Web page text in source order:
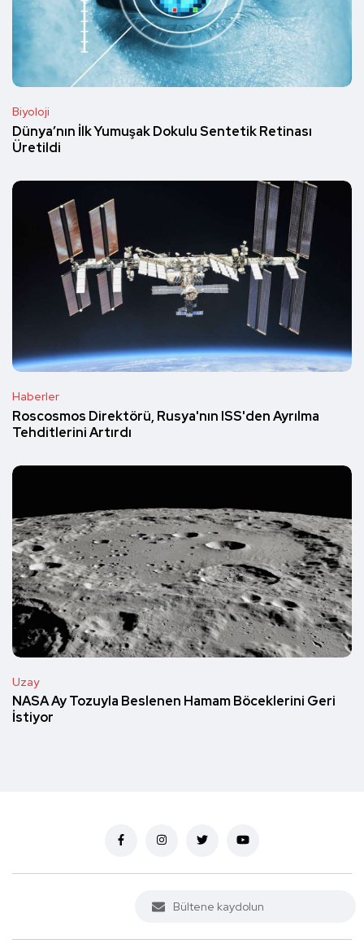
Biyoloji
Dünya’nın İlk Yumuşak Dokulu Sentetik Retinası
Üretildi
Haberler
Roscosmos Direktörü, Rusya'nın ISS'den Ayrılma
Tehditlerini Artırdı
Uzay
NASA Ay Tozuyla Beslenen Hamam Böceklerini Geri
İstiyor